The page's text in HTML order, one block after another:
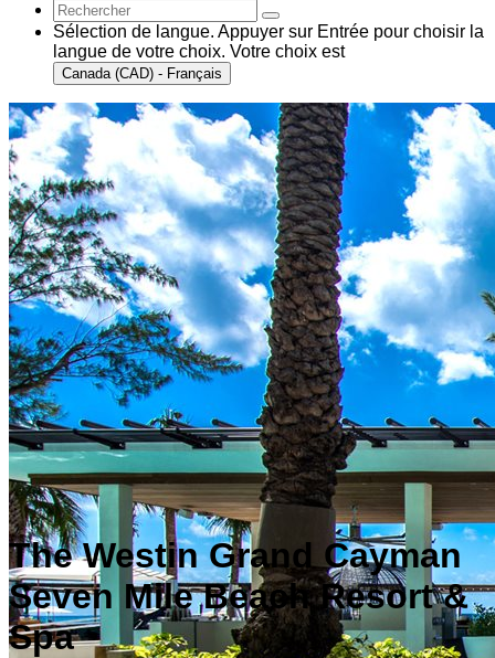
Sélection de langue. Appuyer sur Entrée pour choisir la
langue de votre choix. Votre choix est
Canada (CAD) - Français
The Westin Grand Cayman
Seven Mile Beach Resort &
Spa